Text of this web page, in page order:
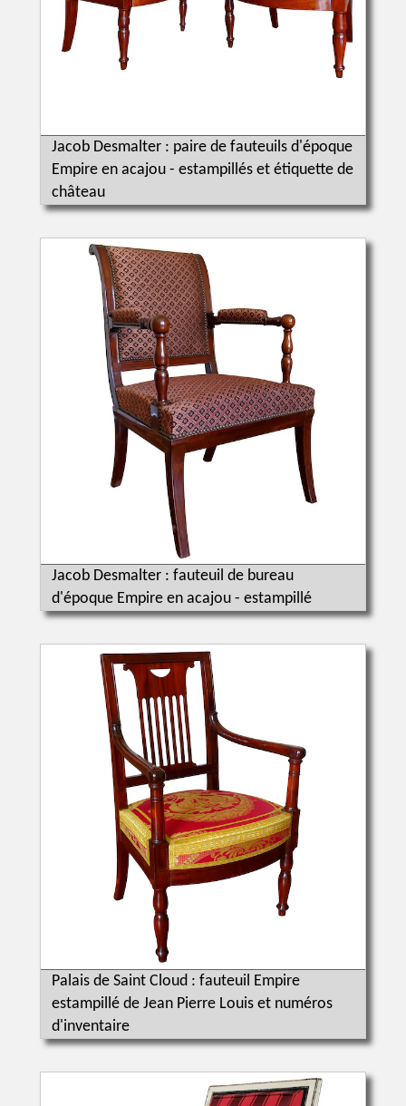
Jacob Desmalter : paire de fauteuils d'époque
Empire en acajou - estampillés et étiquette de
château
Jacob Desmalter : fauteuil de bureau
d'époque Empire en acajou - estampillé
Palais de Saint Cloud : fauteuil Empire
estampillé de Jean Pierre Louis et numéros
d'inventaire